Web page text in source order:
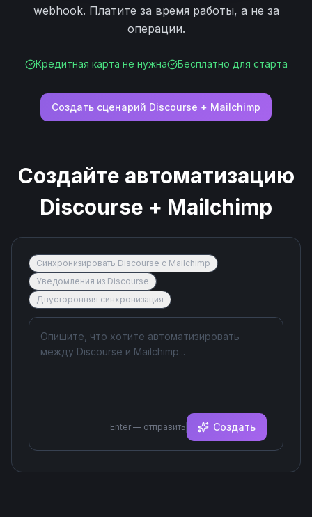
webhook. Платите за время работы, а не за
операции.
Кредитная карта не нужна Бесплатно для старта
Создать сценарий Discourse + Mailchimp
Создайте автоматизацию
Discourse + Mailchimp
Синхронизировать Discourse с Mailchimp
Уведомления из Discourse
Двусторонняя синхронизация
Enter — отправить Создать